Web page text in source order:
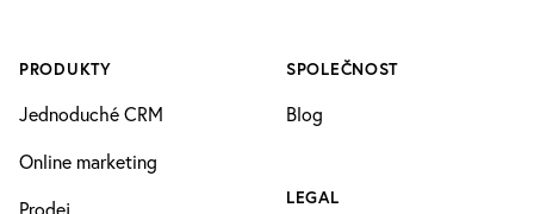
PRODUKTY
Jednoduché CRM
Online marketing
SPOLEČNOST
Blog
LEGAL